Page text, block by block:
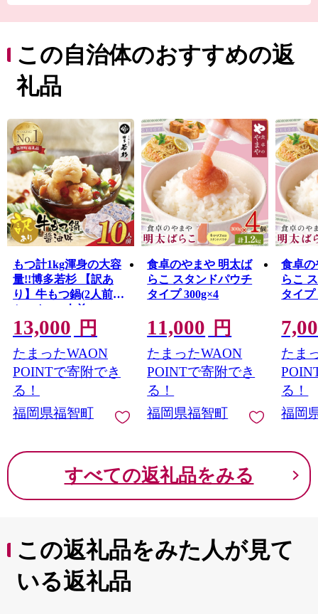
書館・歴史資料館があるほか、福岡県内最大最古で樹齢
600年のエドヒガン「虎尾桜」や樹齢500年の大藤「迎接
の藤」など、天然資源にも彩られています。 また、毎年
開催している「福智スイーツ大茶会」は、県内有数のス
るシンボルイベントとなっています。
ふるさと納税では、「コト消費」による体験型サービス
をはじめ、ブランド肉やお米、フルーツやスイーツな
ど、生産者のまごころと愛情が詰まった自慢の逸品をご
寄附のお礼の品として、福智が誇る魅力を発信し、地域
ブランド化を展開しています。
この自治体のおすすめの返
礼品
もつ計1kg渾身の大容
量!!博多若杉 【訳あ
り】牛もつ鍋(2人前×5
セット) 10人前
13,000 円
たまったWAON
POINTで寄附でき
る！
福岡県福智町
食卓のやまや 明太ば
らこ スタンドパウチ
タイプ 300g×4
11,000 円
たまったWAON
POINTで寄附でき
る！
福岡県福智町
食卓の
らこ
タイプ
たま
る！
福岡
すべての返礼品をみる
この返礼品をみた人が見て
いる返礼品